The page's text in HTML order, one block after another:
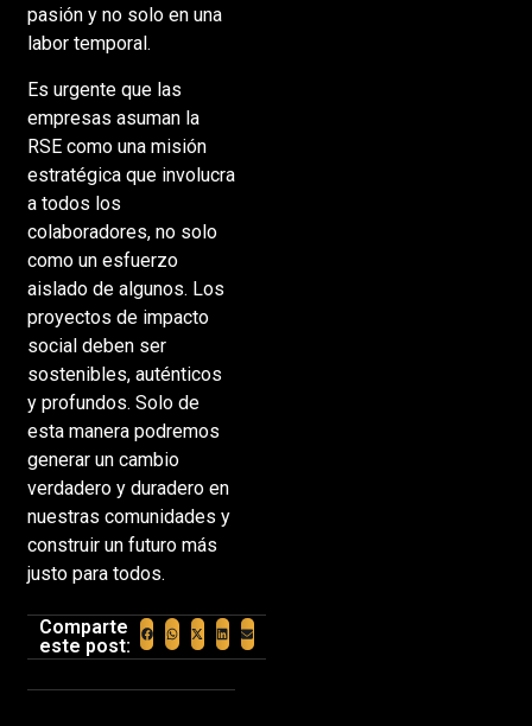
pasión y no solo en una
labor temporal.
Es urgente que las
empresas asuman la
RSE como una misión
estratégica que involucra
a todos los
colaboradores, no solo
como un esfuerzo
aislado de algunos. Los
proyectos de impacto
social deben ser
sostenibles, auténticos
y profundos. Solo de
esta manera podremos
generar un cambio
verdadero y duradero en
nuestras comunidades y
construir un futuro más
justo para todos.
Comparte
este post: